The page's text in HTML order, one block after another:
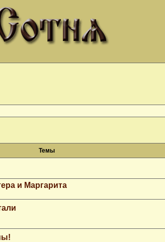
Темы
и Маргарита